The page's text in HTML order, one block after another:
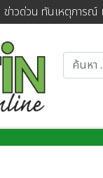
ข่าวด่วน ทันเหตุการณ์